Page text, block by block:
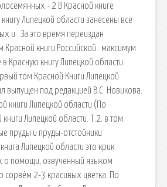
- 2 В Красной книге
Липецкой области занесены все
и . За это время переиздан
Красной книги Российской . максимум
Красную книгу Липецкой области.
том Красной Книги Липецкой
выпущен под редакцией В.С. Новикова.
книги Липецкой области (По
Липецкой области. Т.2. в том
пруды и пруды-отстойники
Липецкой области это крик
о помощи, озвученный языком
сорвём 2-3 красивых цветка. По